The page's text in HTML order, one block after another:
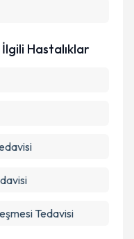
belirtilen
Hastalıklar
Tedavisi